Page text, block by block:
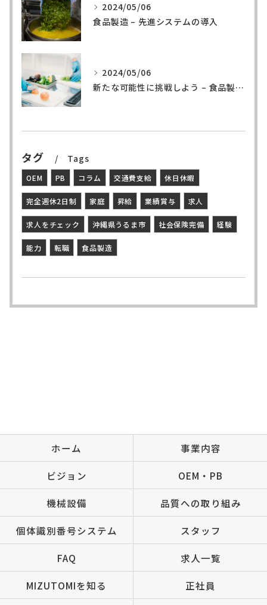
2024/05/06
食品製造 – 先進システムの導入
2024/05/06
新たな可能性に挑戦しよう – 食品製造の世界へ
タグ Tags
OEM PB コラム 交通費支給 休日休暇
完全週休2日制 家庭 昇給 業績賞与 求人
求人をチェック 沖縄県うるま市 社会保険完備 経験
能力 転職 食品製造
ホーム 事業内容
ビジョン OEM・PB
機械設備 品質への取り組み
個体識別番号システム スタッフ
FAQ 求人一覧
MIZUTOMIを知る 正社員